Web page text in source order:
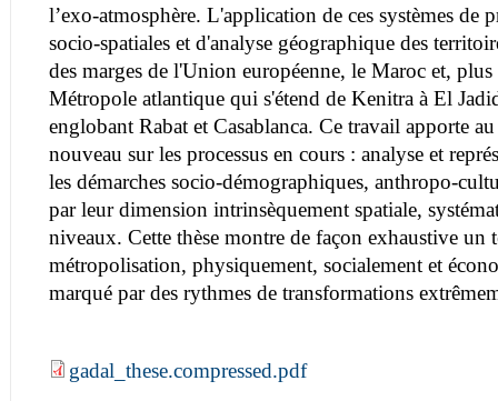
l’exo-atmosphère. L'application de ces systèmes
socio-spatiales et d'analyse géographique des
des marges de l'Union européenne, le Maroc et, plus
Métropole atlantique qui s'étend de Kenitra à El
englobant Rabat et Casablanca. Ce travail apporte
nouveau sur les processus en cours : analyse et
les démarches socio-démographiques, anthropo-
par leur dimension intrinsèquement spatiale,
niveaux. Cette thèse montre de façon exhaustive
métropolisation, physiquement, socialement et
marqué par des rythmes de transformations
gadal_these.compressed.pdf